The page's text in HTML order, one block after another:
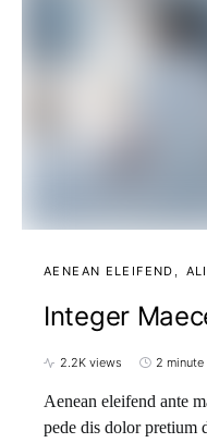
AENEAN ELEIFEND
Integer
2.2K views 2 minute
Aenean eleifend ante
pede dis dolor pretium